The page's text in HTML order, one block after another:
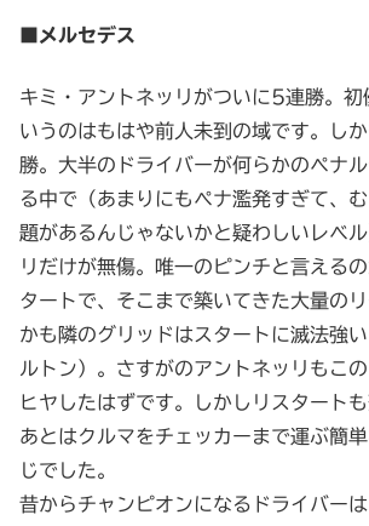
■メルセデス
キミ・アントネッリがついに5連勝。
いうのはもはや前人未到の域です。し
勝。大半のドライバーが何らかのペナ
る中で（あまりにもペナ濫発すぎて、
題があるんじゃないかと疑わしいレベ
リだけが無傷。唯一のピンチと言える
タートで、そこまで築いてきた大量の
かも隣のグリッドはスタートに滅法強
ルトン）。さすがのアントネッリもこ
ヒヤしたはずです。しかしリスタートも
あとはクルマをチェッカーまで運ぶ簡
じでした。
昔からチャンピオンになるドライバー